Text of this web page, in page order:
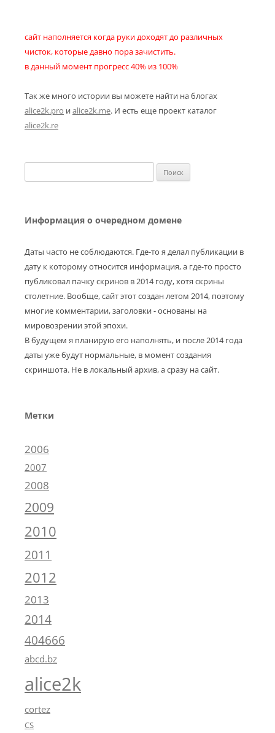
сайт наполняется когда руки доходят до различных
чисток, которые давно пора зачистить.
в данный момент прогресс 40% из 100%
Так же много истории вы можете найти на блогах
alice2k.pro иalice2k.me. И есть еще проект каталог
alice2k.re
Информация о очередном домене
Даты часто не соблюдаются. Где-то я делал публикации в
дату к которому относится информация, а где-то просто
публиковал пачку скринов в 2014 году, хотя скрины
столетние. Вообще, сайт этот создан летом 2014, поэтому
многие комментарии, заголовки - основаны на
мировозрении этой эпохи.
В будущем я планирую его наполнять, и после 2014 года
даты уже будут нормальные, в момент создания
скриншота. Не в локальный архив, а сразу на сайт.
Метки
2006
2007
2008
2009
2010
2011
2012
2013
2014
404666
abcd.bz
alice2k
cortez
CS